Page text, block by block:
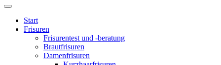
Start
Frisuren
Frisurentest und -beratung
Brautfrisuren
Damenfrisuren